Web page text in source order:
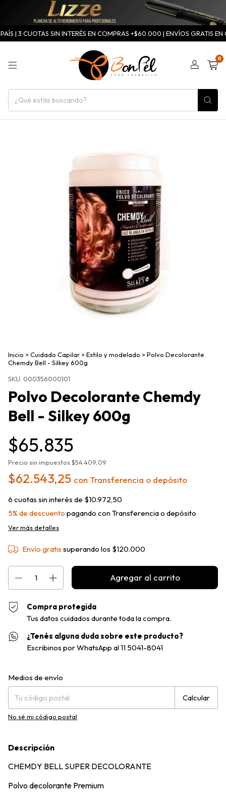
| 3 CUOTAS SIN INTERÉS EN COMPRAS +$60.000 | ENVÍOS GRATIS
0
Inicio >Cuidado Capilar >Estilo y modelado >Polvo Decolorante
Chemdy Bell - Silkey 600g
SKU: 000356000101
Polvo Decolorante Chemdy
Bell - Silkey 600g
$65.835
Precio sin impuestos$54.409,09
$62.543,25 con Transferencia o depósito
6 cuotas sin interés de $10.972,50
5% de descuento pagando con Transferencia o depósito
Ver más detalles
Envío gratis superando los $120.000
Compra protegida
Tus datos cuidados durante toda la compra.
¿Tenés alguna duda sobre este producto?
Escribinos por WhatsApp al 11 5041-8041
Entregas para el CP:
Medios de envío
Calcular
No sé mi código postal
Descripción
CHEMDY BELL SUPER DECOLORANTE
Polvo decolorante Premium